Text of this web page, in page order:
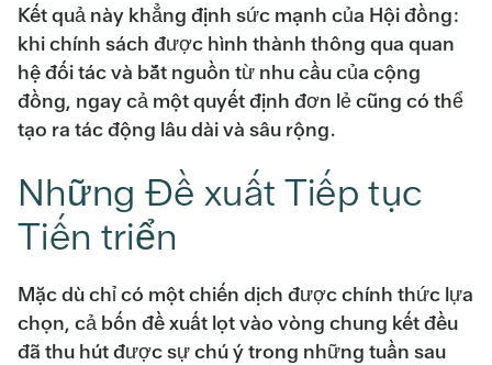
Kết quả này khẳng định sức mạnh của Hội đồng:
khi chính sách được hình thành thông qua quan
hệ đối tác và bắt nguồn từ nhu cầu của cộng
đồng, ngay cả một quyết định đơn lẻ cũng có thể
tạo ra tác động lâu dài và sâu rộng.
Những Đề xuất Tiếp tục
Tiến triển
Mặc dù chỉ có một chiến dịch được chính thức lựa
chọn, cả bốn đề xuất lọt vào vòng chung kết đều
đã thu hút được sự chú ý trong những tuần sau